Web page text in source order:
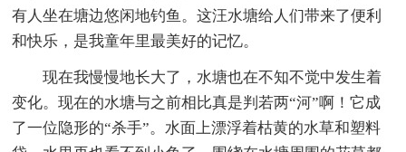
有人坐在塘边悠闲地钓鱼。这汪水塘给人们带来了便利
和快乐，是我童年里最美好的记忆。
现在我慢慢地长大了，水塘也在不知不觉中发生着
变化。现在的水塘与之前相比真是判若两“河”啊！它成
了一位隐形的“杀手”。水面上漂浮着枯黄的水草和塑料